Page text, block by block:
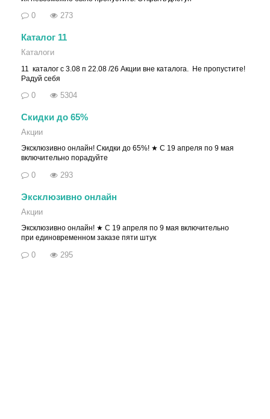
0 273
Каталог 11
Каталоги
11 каталог с 3.08 п 22.08 /26 Акции вне каталога. Не пропустите!
Радуй себя
0 5304
Скидки до 65%
Акции
Эксклюзивно онлайн! Скидки до 65%! ★ С 19 апреля по 9 мая
включительно порадуйте
0 293
Эксклюзивно онлайн
Акции
Эксклюзивно онлайн! ★ С 19 апреля по 9 мая включительно
при единовременном заказе пяти штук
0 295